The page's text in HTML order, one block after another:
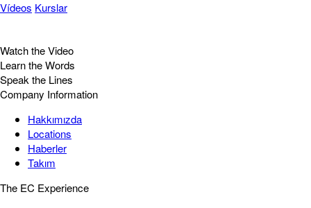
Vídeos Kurslar
Watch the Video
Learn the Words
Speak the Lines
Company Information
Hakkımızda
Locations
Haberler
Takım
The EC Experience